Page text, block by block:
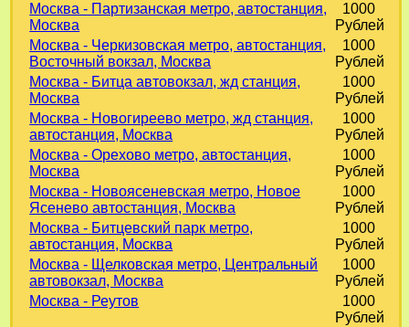
Москва - Партизанская метро, автостанция,
Москва
1000
Рублей
Москва - Черкизовская метро, автостанция,
Восточный вокзал, Москва
1000
Рублей
Москва - Битца автовокзал, жд станция,
Москва
1000
Рублей
Москва - Новогиреево метро, жд станция,
автостанция, Москва
1000
Рублей
Москва - Орехово метро, автостанция,
Москва
1000
Рублей
Москва - Новоясеневская метро, Новое
Ясенево автостанция, Москва
1000
Рублей
Москва - Битцевский парк метро,
автостанция, Москва
1000
Рублей
Москва - Щелковская метро, Центральный
автовокзал, Москва
1000
Рублей
Москва - Реутов
1000
Рублей